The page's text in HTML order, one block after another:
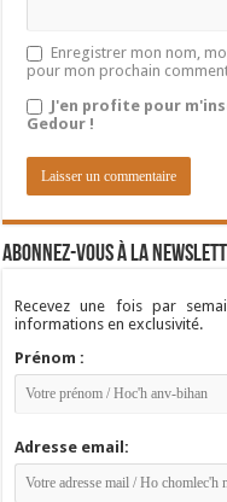
Enregistrer mon nom,
pour mon prochain
J'en profite pour
Gedour !
Abonnez-vous à la
Recevez une fois par
informations en exclusivité.
Prénom :
Adresse email: